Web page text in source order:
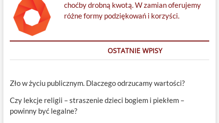
choćby drobną kwotą. W zamian oferujemy
różne formy podziękowań i korzyści.
OSTATNIE WPISY
Zło w życiu publicznym. Dlaczego odrzucamy wartości?
Czy lekcje religii – straszenie dzieci bogiem i piekłem –
powinny być legalne?